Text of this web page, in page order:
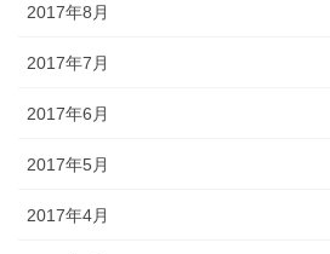
2017年8月
2017年7月
2017年6月
2017年5月
2017年4月